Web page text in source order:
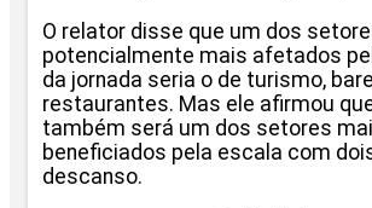
O relator disse que um dos
potencialmente mais afetados
da jornada seria o de turismo,
restaurantes. Mas ele afirmou
também será um dos setores
beneficiados pela escala com
descanso.